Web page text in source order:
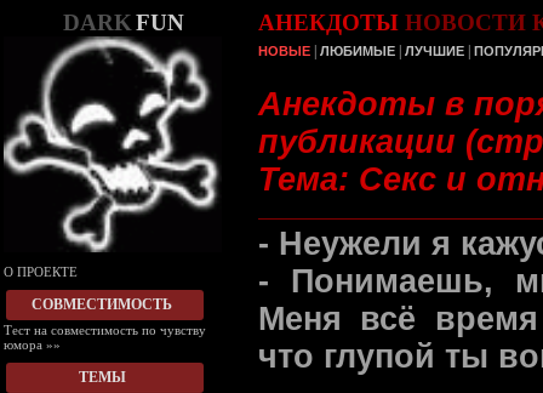
DARKFUN
О ПРОЕКТЕ
СОВМЕСТИМОСТЬ
Тест на совместимость по чувству
юмора »»
ТЕМЫ
АНЕКДОТЫ НОВОСТИ
НОВЫЕ ЛЮБИМЫЕ ЛУЧШИЕ
Анекдоты в
публикации
Тема: Секс и
- Неужели я
- Понимаешь,
Меня всё время
что глупой ты